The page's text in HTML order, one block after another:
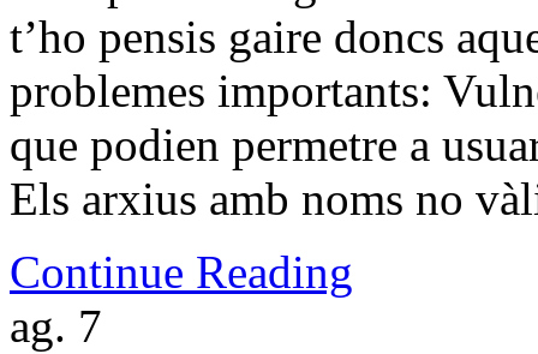
t’ho pensis gaire doncs
problemes importants:
que podien permetre a
Els arxius amb noms no
Continue Reading
ag. 7